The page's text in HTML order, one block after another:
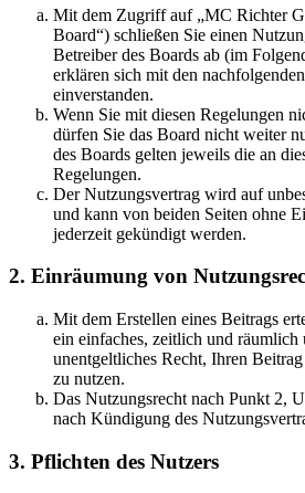
Mit dem Zugriff auf „MC Richter
Board“) schließen Sie einen
Betreiber des Boards ab (im
erklären sich mit den
einverstanden.
Wenn Sie mit diesen Regelungen
dürfen Sie das Board nicht weiter
des Boards gelten jeweils die an
Regelungen.
Der Nutzungsvertrag wird auf
und kann von beiden Seiten ohne
jederzeit gekündigt werden.
2. Einräumung von
Mit dem Erstellen eines Beitrags
ein einfaches, zeitlich und räumlich
unentgeltliches Recht, Ihren
zu nutzen.
Das Nutzungsrecht nach Punkt 2,
nach Kündigung des
3. Pflichten des Nutzers